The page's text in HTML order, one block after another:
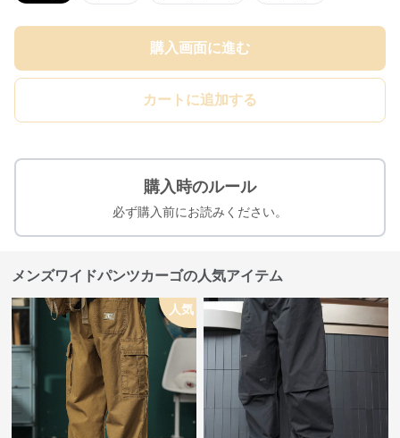
購入画面に進む
カートに追加する
購入時のルール
必ず購入前にお読みください。
メンズワイドパンツカーゴの人気アイテム
人気